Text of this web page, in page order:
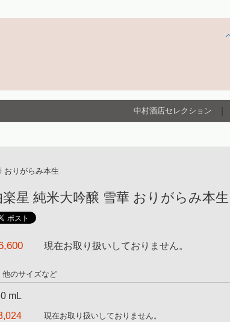
中村酒店セレクション
おりがらみ本生
楽星 純米大吟醸 雪華 おりがらみ本
現在お取り扱いしておりません。
他のサイズなど
mL
現在お取り扱いしておりません。